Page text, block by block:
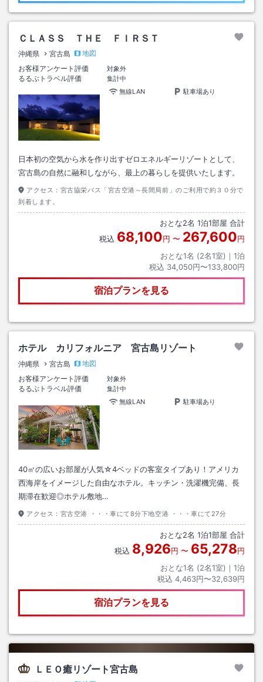
ＣＬＡＳＳ ＴＨＥ ＦＩＲＳＴ
沖縄県 宮古島
地図
お客様アンケート評価
対象外
るるぶトラベル評価
集計中
無線LAN
駐車場あり
日本初の空気から水を作り出すゼロエネルギーリゾートとして、
宮古島の自然に融和しながら、最上の暮らしを提供いたします。
アクセス： 宮古協栄バス「宮古空港～長間局前」のご利用で約３０分で
到着します。
おとな2名 1泊1部屋 合計
税込 68,100円 〜 267,600円
おとな1名 (2名1室)｜ 1泊
税込 34,050円〜133,800円
宿泊プランを見る
ホテル カリフォルニア 宮古島リゾート
沖縄県 宮古島
地図
お客様アンケート評価
対象外
るるぶトラベル評価
集計中
無線LAN
駐車場あり
40㎡の広いお部屋が人気☆4ベッドの客室タイプあり！アメリカ
西海岸をイメージした自由なホテル。キッチン・洗濯機完備、長
期滞在歓迎◎ホテル敷地…
アクセス： 宮古空港 ・・・車にて8分下地空港 ・・・車にて27分
おとな2名 1泊1部屋 合計
税込 8,926円 〜 65,278円
おとな1名 (2名1室)｜ 1泊
税込 4,463円〜32,639円
宿泊プランを見る
ＬＥＯ癒リゾート宮古島